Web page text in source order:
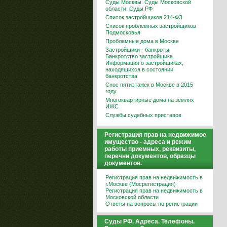
Суды Москвы. Суды Московской
области. Суды РФ
Список застройщиков 214-ФЗ
Список проблемных застройщиков
Подмосковья
Проблемные дома в Москве
Застройщики - банкроты.
Банкротство застройщика.
Информация о застройщиках,
находящихся в состоянии
банкротства
Снос пятиэтажек в Москве в 2015
году
Многоквартирные дома на землях
ИЖС
Службы судебных приставов
Регистрация прав на недвижимое
имущество - адреса и режим
работы приемных, реквизиты,
перечни документов, образцы
документов.
Регистрация прав на недвижимость в
г.Москве (Мосрегистрация)
Регистрация прав на недвижимость в
Московской области
Ответы на вопросы по регистрации
Суды РФ. Адреса. Телефоны.